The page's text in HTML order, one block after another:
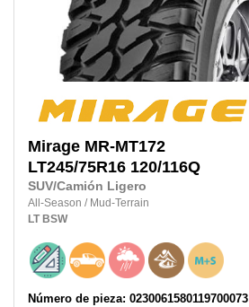
Mirage MR-MT172
LT245/75R16 120/116Q
SUV/Camión Ligero
All-Season / Mud-Terrain
LT BSW
Número de pieza: 0230061580119700073